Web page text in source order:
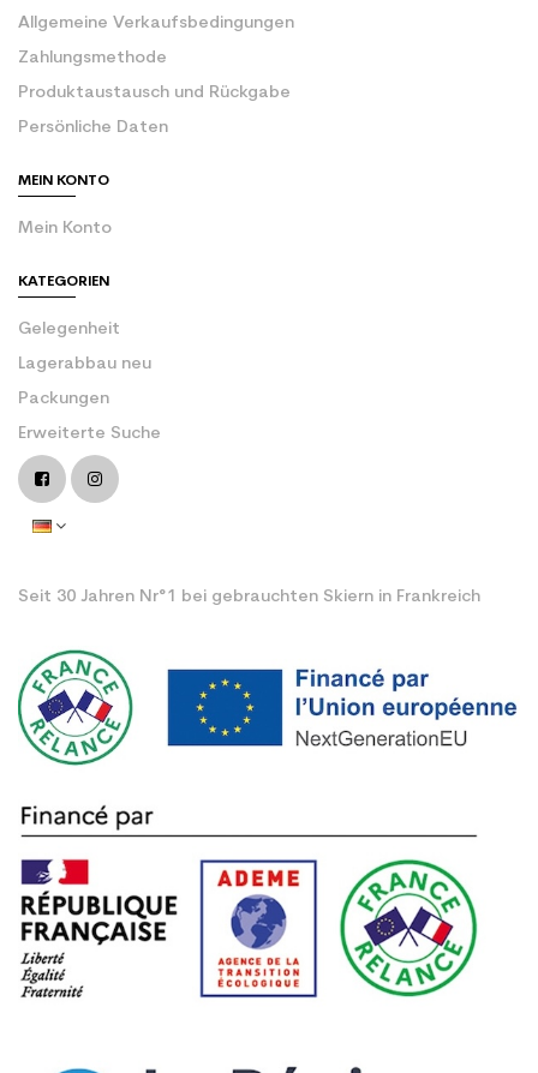
Allgemeine Verkaufsbedingungen
Zahlungsmethode
Produktaustausch und Rückgabe
Persönliche Daten
MEIN KONTO
Mein Konto
KATEGORIEN
Gelegenheit
Lagerabbau neu
Packungen
Erweiterte Suche
Seit 30 Jahren Nr°1 bei gebrauchten Skiern in Frankreich